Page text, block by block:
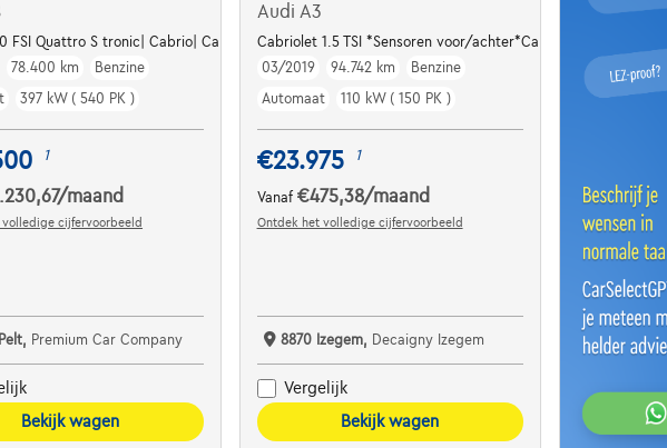
FSI Quattro S tronic| Cabrio| Carbon| Ceramic
78.400 km
Benzine
397 kW ( 540 PK )
1
/maand
cijfervoorbeeld
Premium Car Company
Bekijk wagen
Audi A3
Cabriolet 1.5 TSI *Sensoren voor/achter*Carplay*Navigatie
03/2019
94.742 km
Benzine
Automaat
110 kW ( 150 PK )
€23.975 1
Vanaf €475,38/maand
Ontdek het volledige cijfervoorbeeld
8870 Izegem, Decaigny Izegem
Vergelijk
Bekijk wagen